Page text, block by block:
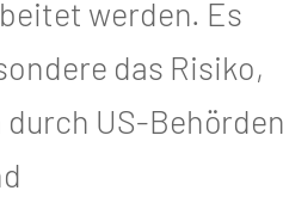
werden. Es
das Risiko,
durch US-